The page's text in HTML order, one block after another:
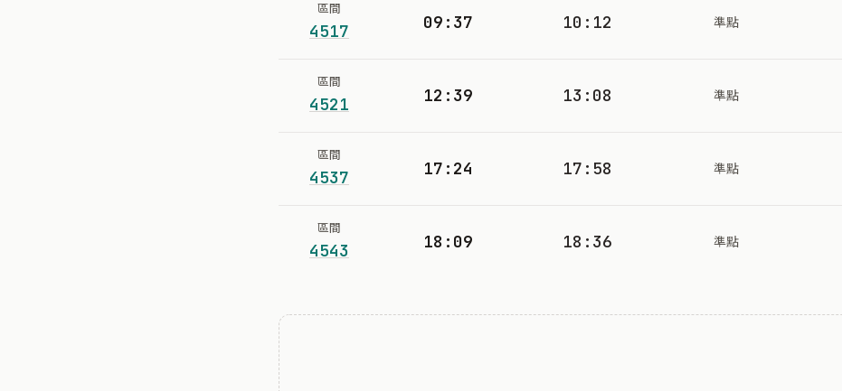
區間
4517 09:37 10:12 準點
區間
4521 12:39 13:08 準點
區間
4537 17:24 17:58 準點
區間
4543 18:09 18:36 準點